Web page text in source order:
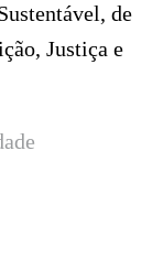
de
Justiça e